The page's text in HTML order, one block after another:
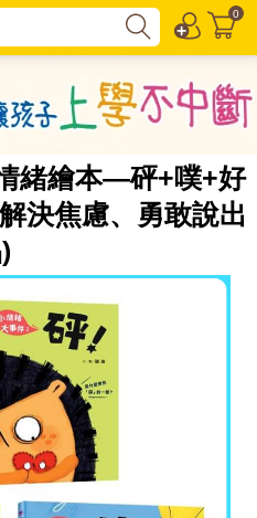
0
緒繪本—砰+噗+好
決焦慮、勇敢說出